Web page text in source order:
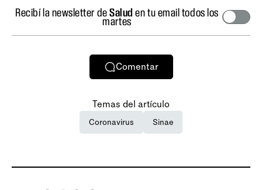
Recibí la newsletter deSalud en tu email todos los
martes
Comentar
Temas del artículo
Coronavirus Sinae